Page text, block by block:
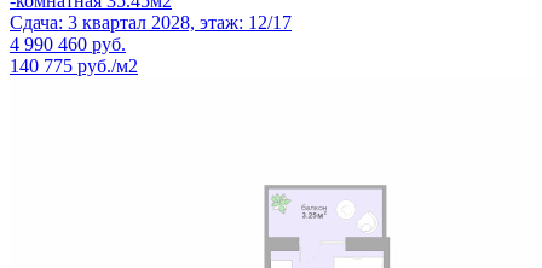
Сдача: 3 квартал 2028, этаж: 12/17
4 990 460 руб.
140 775 руб./м2